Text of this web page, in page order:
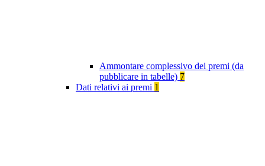
Ammontare complessivo dei premi (da
pubblicare in tabelle) 7
Dati relativi ai premi 1